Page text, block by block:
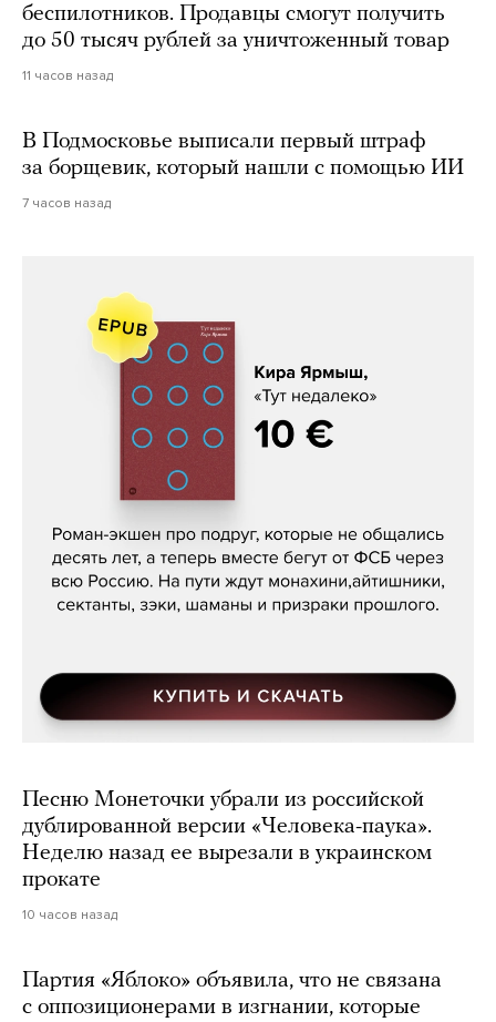
беспилотников. Продавцы смогут получить
до 50 тысяч рублей за уничтоженный товар
11 часов назад
В Подмосковье выписали первый штраф
за борщевик, который нашли с помощью ИИ
7 часов назад
Кира Ярмыш, «Тут недалеко»
Песню Монеточки убрали из российской
дублированной версии «Человека-паука».
Неделю назад ее вырезали в украинском
прокате
10 часов назад
Партия «Яблоко» объявила, что не связана
с оппозиционерами в изгнании, которые